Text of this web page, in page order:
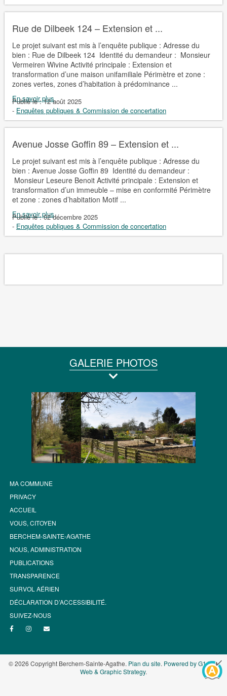
Rue de Dilbeek 124 – Extension et ...
Le projet suivant est mis à l’enquête publique : Adresse du
bien : Rue de Dilbeek 124 Identité du demandeur : Monsieur
Vermeiren Wivine Activité principale : Extension et
transformation d’une maison unifamiliale Périmètre et zone :
zones vertes, zones d’habitation à prédominance ...
En savoir plus
Publié le :12 août 2025
- Enquêtes publiques & Commission de concertation
Avenue Josse Goffin 89 – Extension et ...
Le projet suivant est mis à l’enquête publique : Adresse du
bien : Avenue Josse Goffin 89 Identité du demandeur :
Monsieur Leseure Benoit Activité principale : Extension et
transformation d’un immeuble – mise en conformité Périmètre
et zone : zones d’habitation Motif ...
En savoir plus
Publié le :02 décembre 2025
- Enquêtes publiques & Commission de concertation
GALERIE PHOTOS
MA COMMUNE
PRIVACY
ACCUEIL
VOUS, CITOYEN
BERCHEM-SAINTE-AGATHE
NOUS, ADMINISTRATION
PUBLICATIONS
TRANSPARENCE
SURVOL AÉRIEN
DÉCLARATION D’ACCESSIBILITÉ.
SUIVEZ-NOUS
© 2026 Copyright Berchem-Sainte-Agathe. Plan du site. Powered by G1.be -
Web & Graphic Strategy.